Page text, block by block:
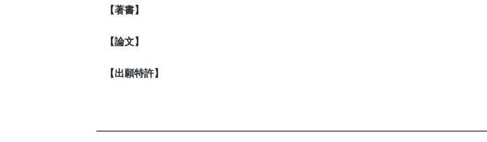
【著書】
【論文】
【出願特許】